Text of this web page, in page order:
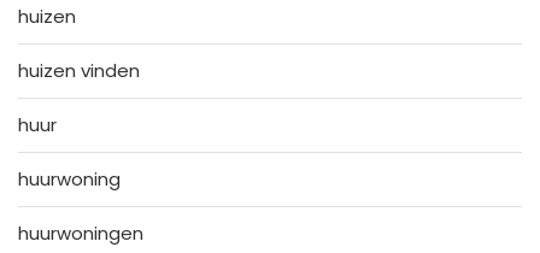
huizen
huizen vinden
huur
huurwoning
huurwoningen